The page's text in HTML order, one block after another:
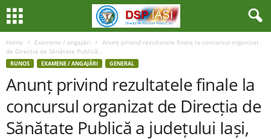
Home Examene / angajări
Anunț privind rezultatele finale la concursul organizat
de Direcția de Sănătate Publică...
RUNOS EXAMENE / ANGAJĂRI GENERAL
Anunț privind rezultatele finale la
concursul organizat de Direcția de
Sănătate Publică a județului Iași,